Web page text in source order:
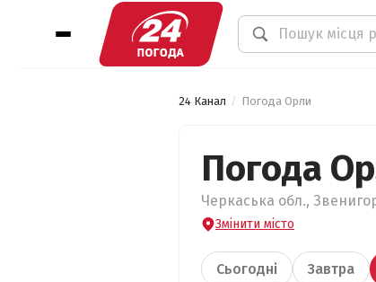
24 Канал Погода Орли
Погода
Черкаська обл.,
Змінити місто
Сьогодні Завтра